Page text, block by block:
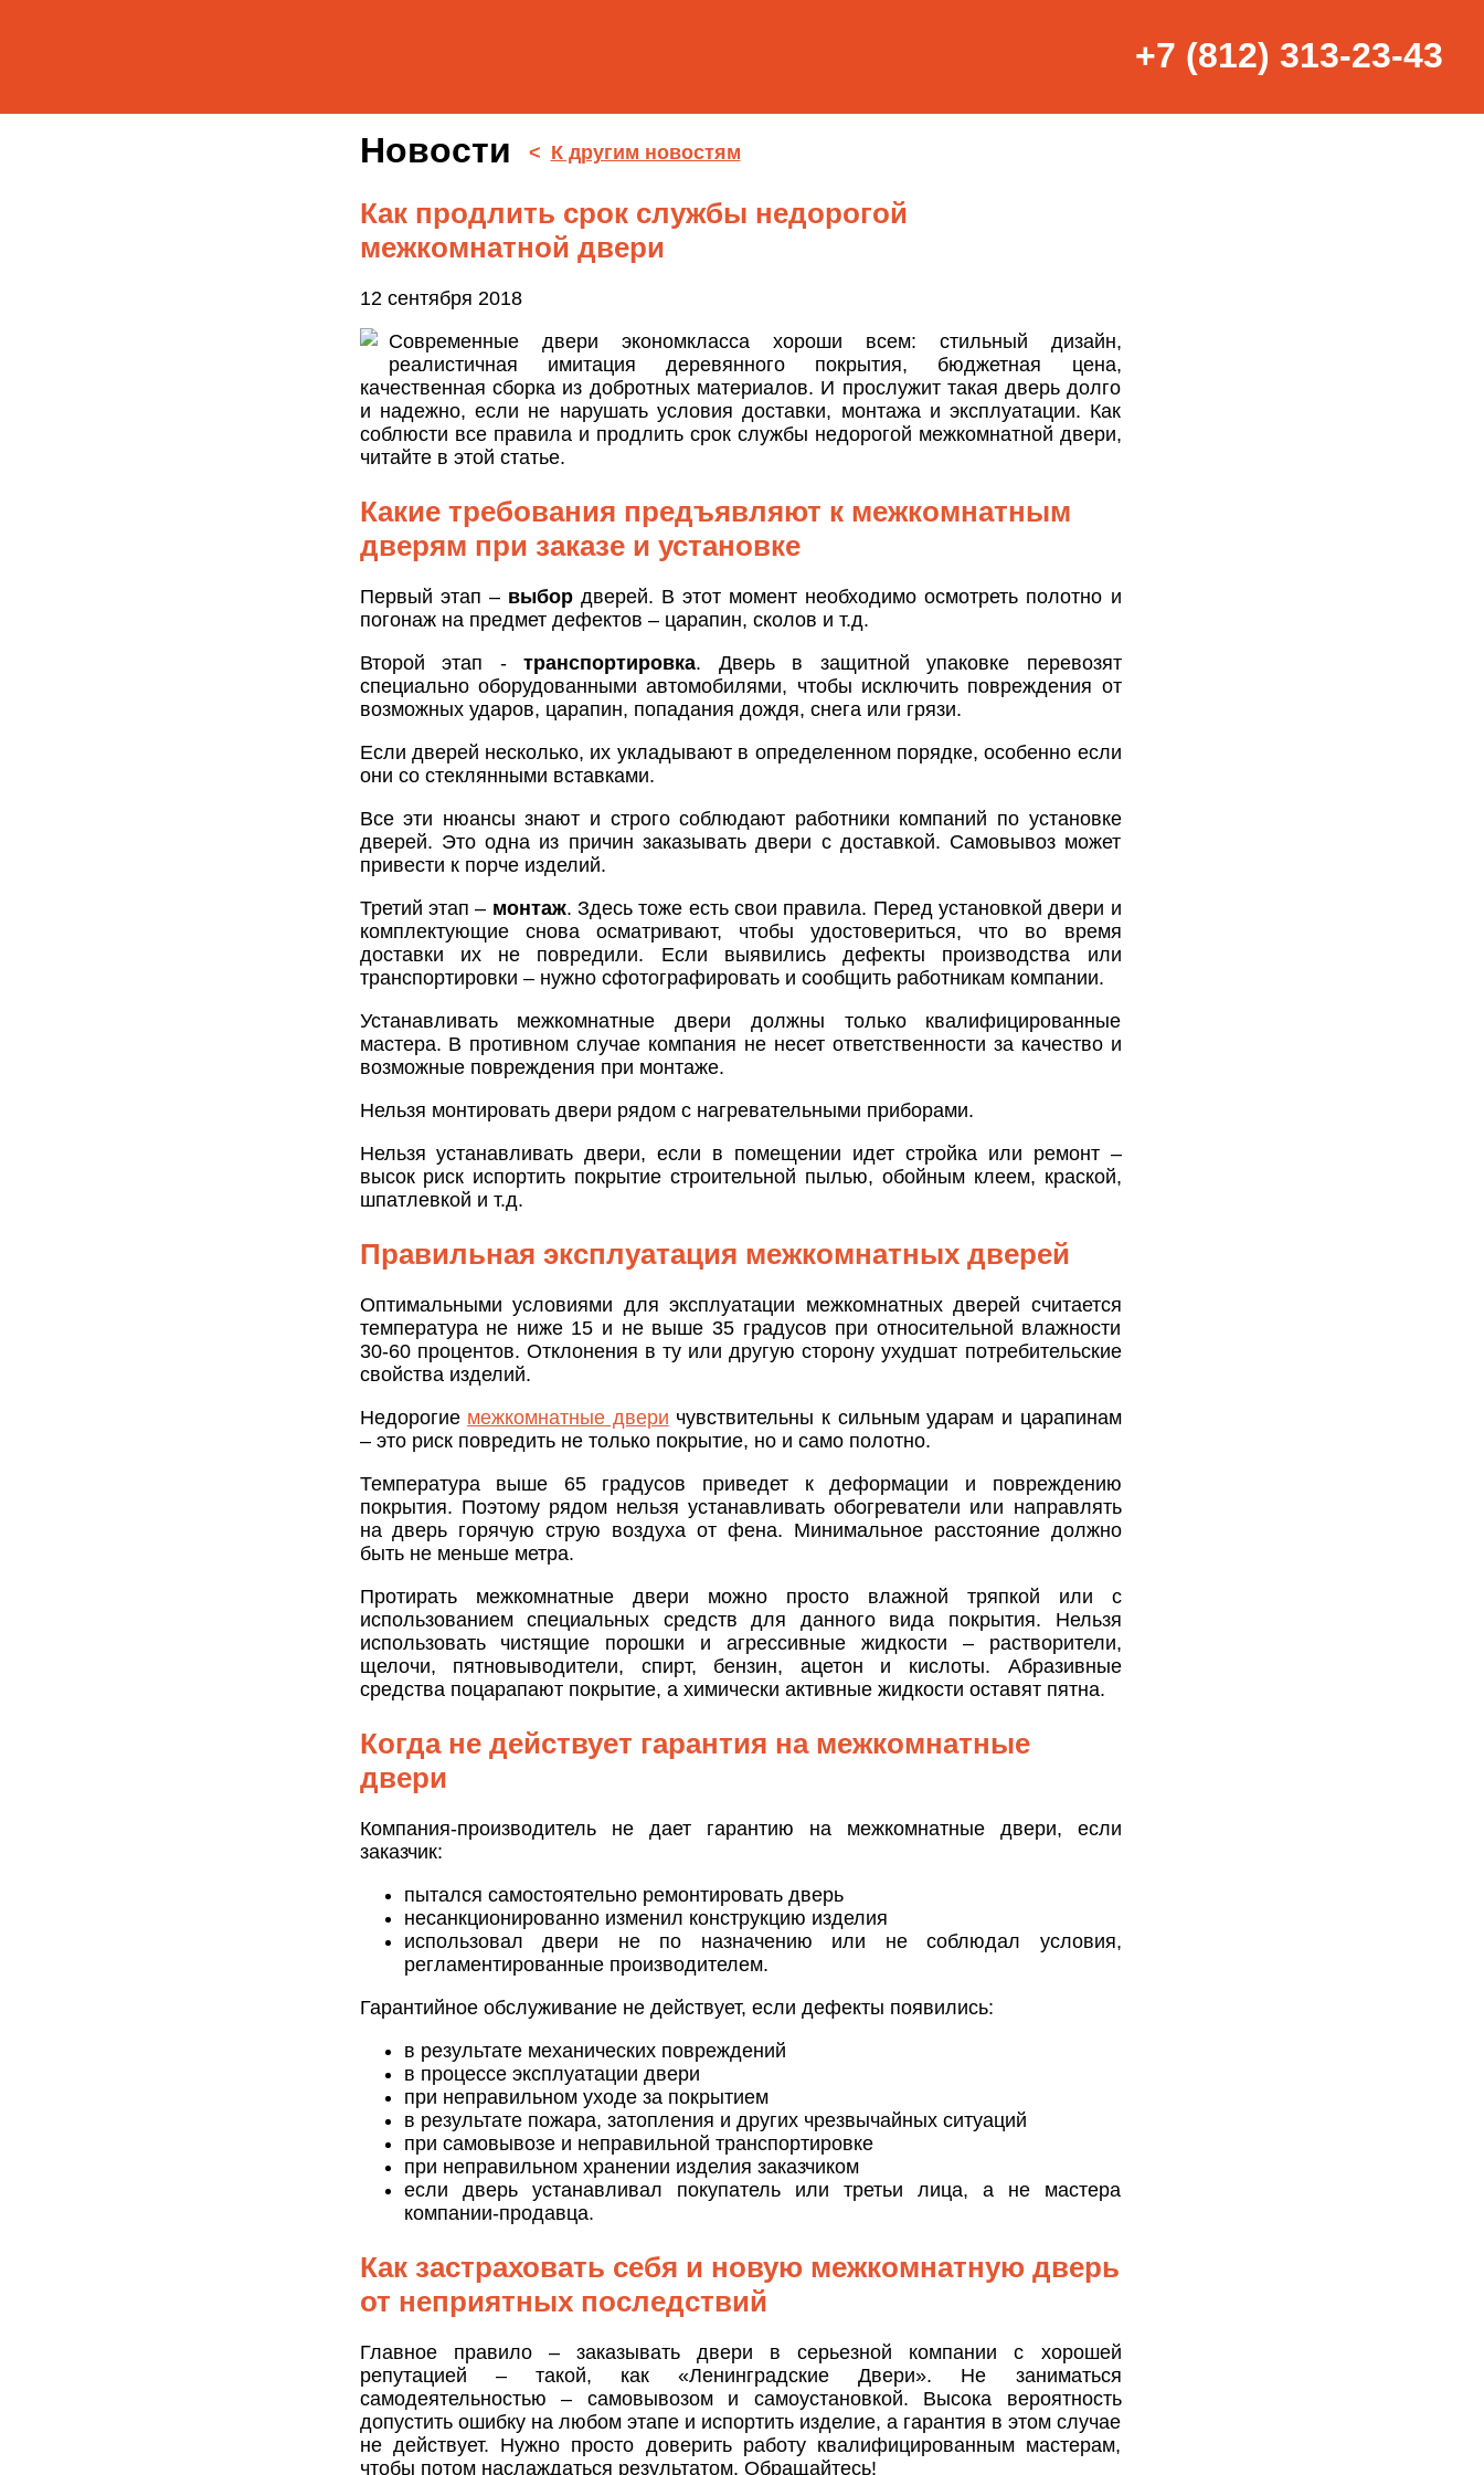
+7 (812) 313-23-43
Новости < К другим новостям
Как продлить срок службы недорогой
межкомнатной двери
12 сентября 2018
Современные двери экономкласса хороши всем: стильный дизайн,
реалистичная имитация деревянного покрытия, бюджетная цена,
качественная сборка из добротных материалов. И прослужит такая дверь долго
и надежно, если не нарушать условия доставки, монтажа и эксплуатации. Как
соблюсти все правила и продлить срок службы недорогой межкомнатной двери,
читайте в этой статье.
Какие требования предъявляют к межкомнатным
дверям при заказе и установке
Первый этап – выбордверей. В этот момент необходимо осмотреть полотно и
погонаж на предмет дефектов – царапин, сколов и т.д.
Второй этап - транспортировка. Дверь в защитной упаковке перевозят
специально оборудованными автомобилями, чтобы исключить повреждения от
возможных ударов, царапин, попадания дождя, снега или грязи.
Если дверей несколько, их укладывают в определенном порядке, особенно если
они со стеклянными вставками.
Все эти нюансы знают и строго соблюдают работники компаний по установке
дверей. Это одна из причин заказывать двери с доставкой. Самовывоз может
привести к порче изделий.
Третий этап – монтаж. Здесь тоже есть свои правила. Перед установкой двери и
комплектующие снова осматривают, чтобы удостовериться, что во время
доставки их не повредили. Если выявились дефекты производства или
транспортировки – нужно сфотографировать и сообщить работникам компании.
Устанавливать межкомнатные двери должны только квалифицированные
мастера. В противном случае компания не несет ответственности за качество и
возможные повреждения при монтаже.
Нельзя монтировать двери рядом с нагревательными приборами.
Нельзя устанавливать двери, если в помещении идет стройка или ремонт –
высок риск испортить покрытие строительной пылью, обойным клеем, краской,
шпатлевкой и т.д.
Правильная эксплуатация межкомнатных дверей
Оптимальными условиями для эксплуатации межкомнатных дверей считается
температура не ниже 15 и не выше 35 градусов при относительной влажности
30-60 процентов. Отклонения в ту или другую сторону ухудшат потребительские
свойства изделий.
Недорогие межкомнатные двери чувствительны к сильным ударам и царапинам
– это риск повредить не только покрытие, но и само полотно.
Температура выше 65 градусов приведет к деформации и повреждению
покрытия. Поэтому рядом нельзя устанавливать обогреватели или направлять
на дверь горячую струю воздуха от фена. Минимальное расстояние должно
быть не меньше метра.
Протирать межкомнатные двери можно просто влажной тряпкой или с
использованием специальных средств для данного вида покрытия. Нельзя
использовать чистящие порошки и агрессивные жидкости – растворители,
щелочи, пятновыводители, спирт, бензин, ацетон и кислоты. Абразивные
средства поцарапают покрытие, а химически активные жидкости оставят пятна.
Когда не действует гарантия на межкомнатные
двери
Компания-производитель не дает гарантию на межкомнатные двери, если
заказчик:
пытался самостоятельно ремонтировать дверь
несанкционированно изменил конструкцию изделия
использовал двери не по назначению или не соблюдал условия,
регламентированные производителем.
Гарантийное обслуживание не действует, если дефекты появились:
в результате механических повреждений
в процессе эксплуатации двери
при неправильном уходе за покрытием
в результате пожара, затопления и других чрезвычайных ситуаций
при самовывозе и неправильной транспортировке
при неправильном хранении изделия заказчиком
если дверь устанавливал покупатель или третьи лица, а не мастера
компании-продавца.
Как застраховать себя и новую межкомнатную дверь
от неприятных последствий
Главное правило – заказывать двери в серьезной компании с хорошей
репутацией – такой, как «Ленинградские Двери». Не заниматься
самодеятельностью – самовывозом и самоустановкой. Высока вероятность
допустить ошибку на любом этапе и испортить изделие, а гарантия в этом случае
не действует. Нужно просто доверить работу квалифицированным мастерам,
чтобы потом наслаждаться результатом. Обращайтесь!